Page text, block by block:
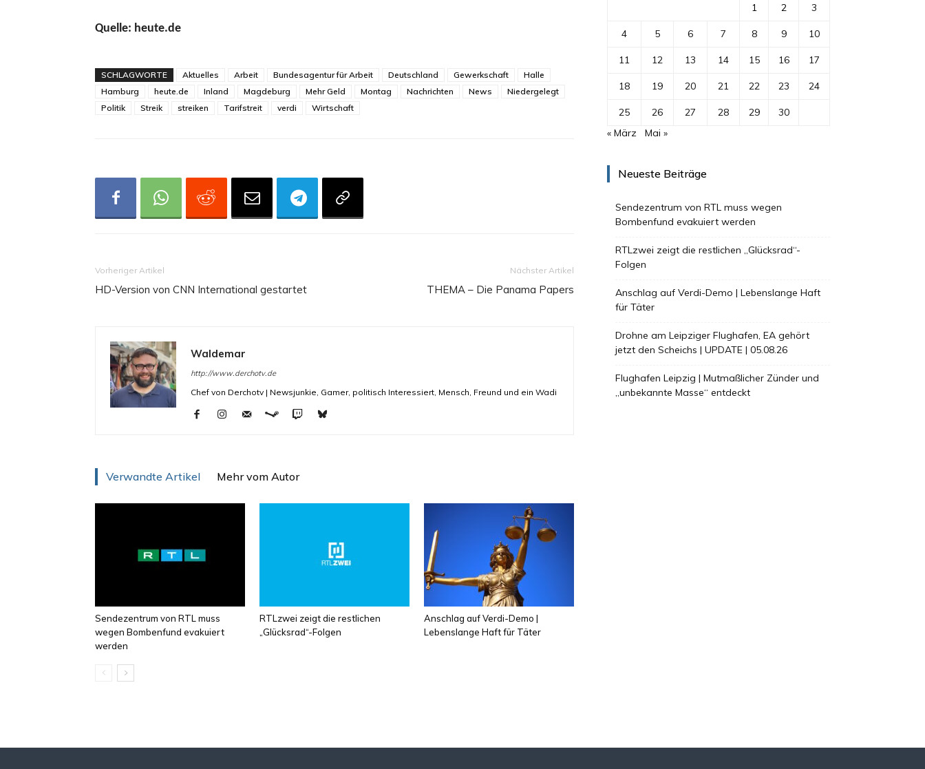
Quelle: heute.de
SCHLAGWORTE Aktuelles Arbeit Bundesagentur für Arbeit Deutschland Gewerkschaft
Halle
Hamburg
heute.de Inland Magdeburg Mehr Geld Montag Nachrichten News
Niedergelegt
Politik
Streik streiken Tarifstreit verdi Wirtschaft
Vorheriger Artikel
HD-Version von CNN International gestartet
Nächster Artikel
THEMA – Die Panama Papers
Waldemar
http://www.derchotv.de
Chef von Derchotv | Newsjunkie, Gamer, politisch Interessiert, Mensch, Freund und ein Wadi
Verwandte Artikel Mehr vom Autor
Sendezentrum von RTL muss
wegen Bombenfund evakuiert
werden
RTLzwei zeigt die restlichen
„Glücksrad“-Folgen
Anschlag auf Verdi-Demo |
Lebenslange Haft für Täter
1 2 3
4 5 6 7 8 9 10
11 12 13 14 15 16 17
18 19 20 21 22 23 24
25 26 27 28 29
30
« März
Mai »
Neueste Beiträge
Sendezentrum von RTL muss wegen
Bombenfund evakuiert werden
RTLzwei zeigt die restlichen „Glücksrad“-
Folgen
Anschlag auf Verdi-Demo | Lebenslange Haft
für Täter
Drohne am Leipziger Flughafen, EA gehört
jetzt den Scheichs | UPDATE | 05.08.26
Flughafen Leipzig | Mutmaßlicher Zünder und
„unbekannte Masse“ entdeckt